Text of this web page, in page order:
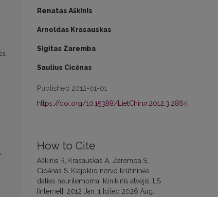
Renatas Aškinis
Arnoldas Krasauskas
Sigitas Zaremba
Saulius Cicėnas
Published 2012-01-01
https://doi.org/10.15388/LietChirur.2012.3.2864
How to Cite
Aškinis R, Krasauskas A, Zaremba S,
Cicėnas S. Klajoklio nervo krūtininės
dalies neurilemoma: klinikinis atvejis. LS
[Internet]. 2012 Jan. 1 [cited 2026 Aug.